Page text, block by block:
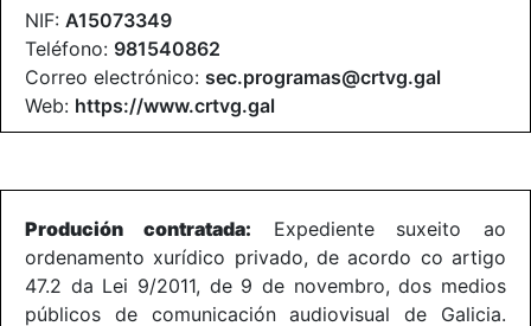
NIF: A15073349
Teléfono: 981540862
Correo electrónico: sec.programas@crtvg.gal
Web: https://www.crtvg.gal
Produción contratada: Expediente suxeito ao
ordenamento xurídico privado, de acordo co artigo
47.2 da Lei 9/2011, de 9 de novembro, dos medios
públicos de comunicación audiovisual de Galicia.